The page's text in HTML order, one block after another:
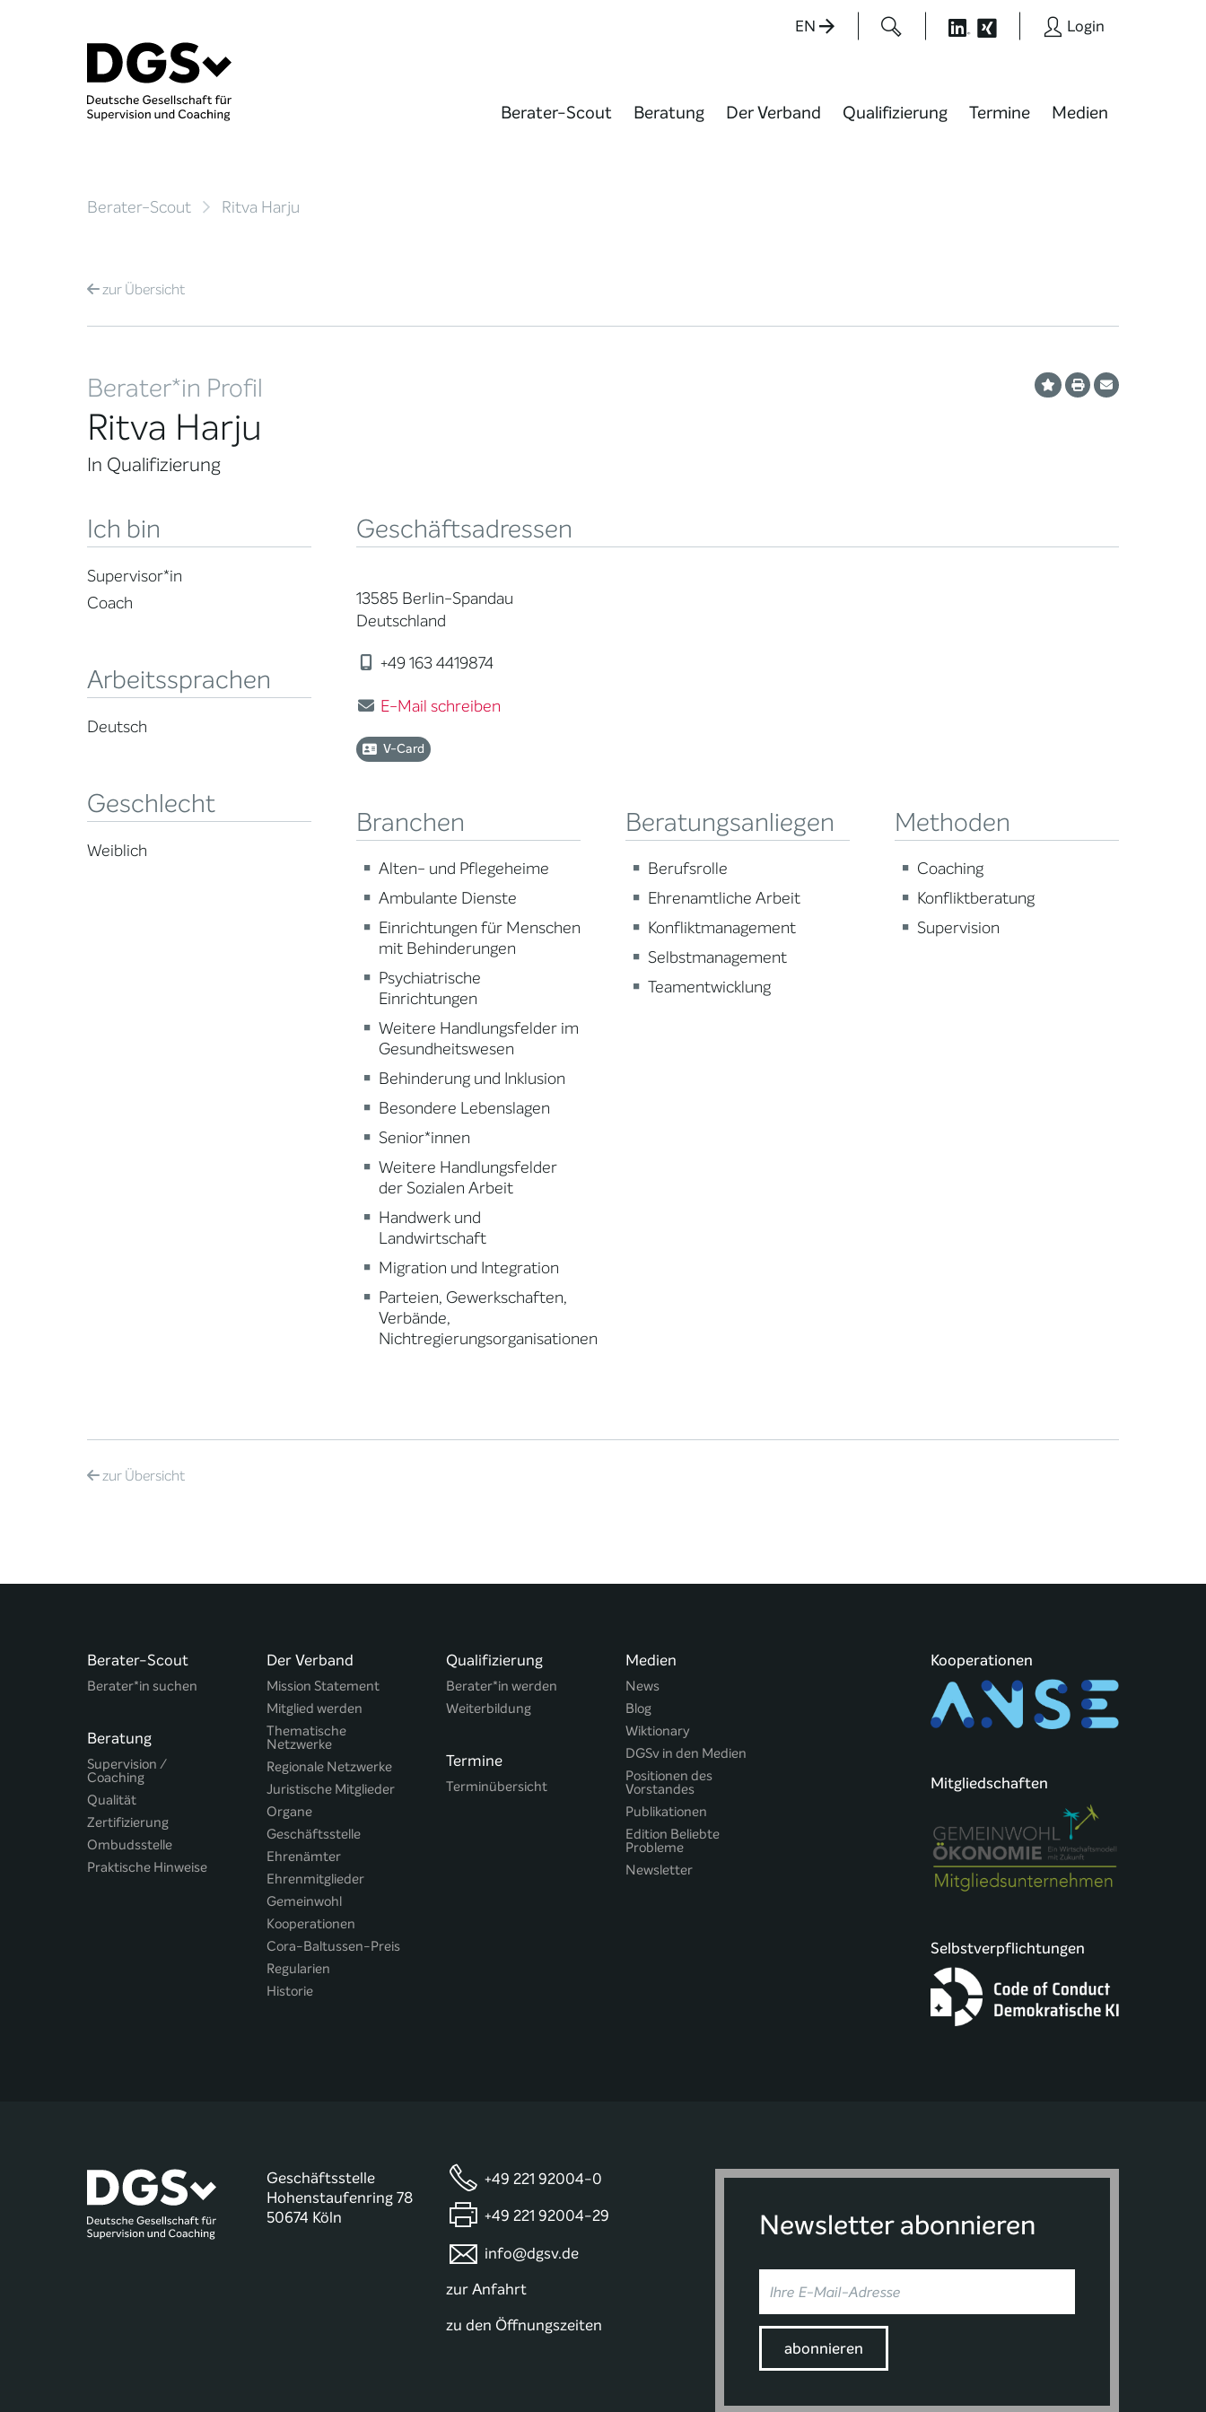
EN Login
Berater-Scout Beratung Der Verband Qualifizierung Termine Medien
Berater-Scout Ritva Harju
zurÜbersicht
Berater*in Profil
Ritva Harju
In Qualifizierung
Ich bin
Supervisor*in
Coach
Arbeitssprachen
Deutsch
Geschlecht
Weiblich
Geschäftsadressen
13585 Berlin-Spandau
Deutschland
+49 163 4419874
E-Mail schreiben
V-Card
Branchen
Alten- und Pflegeheime
Ambulante Dienste
Einrichtungen für Menschen
mit Behinderungen
Psychiatrische
Einrichtungen
Weitere Handlungsfelder im
Gesundheitswesen
Behinderung und Inklusion
Besondere Lebenslagen
Senior*innen
Weitere Handlungsfelder
der Sozialen Arbeit
Handwerk und
Landwirtschaft
Migration und Integration
Parteien, Gewerkschaften,
Verbände,
Nichtregierungsorganisationen
Beratungsanliegen
Berufsrolle
Ehrenamtliche Arbeit
Konfliktmanagement
Selbstmanagement
Teamentwicklung
Methoden
Coaching
Konfliktberatung
Supervision
zurÜbersicht
Berater-Scout
Berater*in suchen
Beratung
Supervision /
Coaching
Qualität
Zertifizierung
Ombudsstelle
Praktische Hinweise
Der Verband
Mission Statement
Mitglied werden
Thematische
Netzwerke
Regionale Netzwerke
Juristische Mitglieder
Organe
Geschäftsstelle
Ehrenämter
Ehrenmitglieder
Gemeinwohl
Kooperationen
Cora-Baltussen-Preis
Regularien
Historie
Qualifizierung
Berater*in werden
Weiterbildung
Termine
Terminübersicht
Medien
News
Blog
Wiktionary
DGSv in den Medien
Positionen des
Vorstandes
Publikationen
Edition Beliebte
Probleme
Newsletter
Kooperationen
Mitgliedschaften
Selbstverpflichtungen
Geschäftsstelle
Hohenstaufenring 78
50674 Köln
+49 221 92004-0
+49 221 92004-29
info@dgsv.de
zur Anfahrt
zu den Öffnungszeiten
Newsletter abonnieren